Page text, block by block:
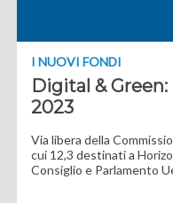
I NUOVI FONDI
Digital &
2023
Via libera della
cui 12,3 destinati a
Consiglio e Parlamento